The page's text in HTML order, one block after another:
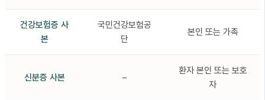
건강보험증 사
본
국민건강보험공
단
본인 또는 가족
신분증 사본 –
환자 본인 또는 보호
자